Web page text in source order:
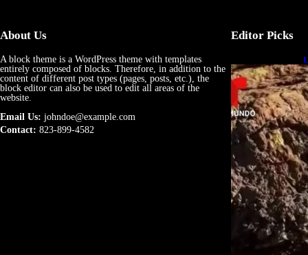
About Us
A block theme is a WordPress theme with templates
entirely composed of blocks. Therefore, in addition to the
content of different post types (pages, posts, etc.), the
block editor can also be used to edit all areas of the
website.
Email Us: johndoe@example.com
Contact: 823-899-4582
Editor Picks